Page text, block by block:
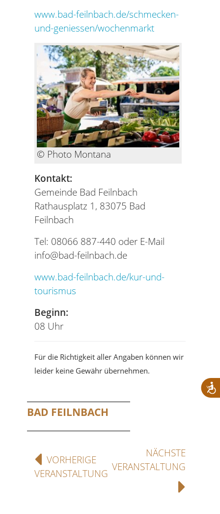
www.bad-feilnbach.de/schmecken-
und-geniessen/wochenmarkt
© Photo Montana
Kontakt:
Gemeinde Bad Feilnbach
Rathausplatz 1, 83075 Bad
Feilnbach
Tel: 08066 887-440 oder E-Mail
info@bad-feilnbach.de
www.bad-feilnbach.de/kur-und-
tourismus
Beginn:
08 Uhr
Für die Richtigkeit aller Angaben können wir
leider keine Gewähr übernehmen.
BAD FEILNBACH
VORHERIGE
VERANSTALTUNG
NÄCHSTE
VERANSTALTUNG